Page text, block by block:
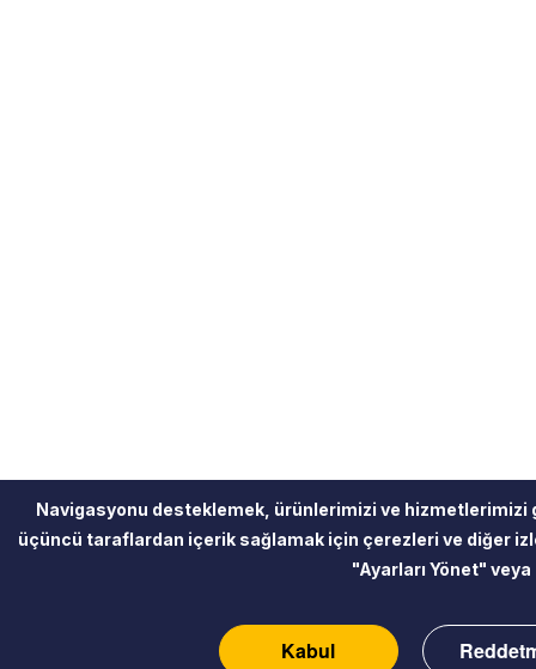
Navigasyonu desteklemek, ürünlerimizi ve
üçüncü taraflardan içerik sağlamak için çerezleri ve diğer
"Ayarları Yönet"
Kabul